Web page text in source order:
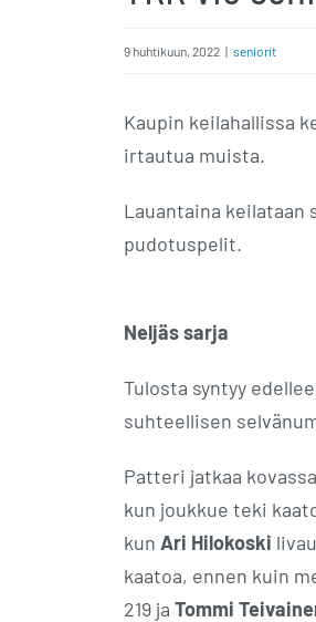
9 huhtikuun, 2022 | seniorit
Kaupin keilahallissa
irtautua muista.
Lauantaina keilataan
pudotuspelit.
Neljäs sarja
Tulosta syntyy
suhteellisen
Patteri jatkaa
kun joukkue teki
kun Ari Hilokoski
kaatoa, ennen kuin
219 ja Tommi